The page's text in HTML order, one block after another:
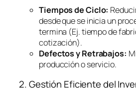
Tiempos de Ciclo:
desde que se inicia un
termina (Ej. tiempo de
cotización).
Defectos y Retrabajos:
producción o servicio.
2. Gestión Eficiente del